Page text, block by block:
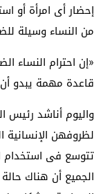
إحضار أى امرأة أو
من النساء وسيلة
«إن احترام النساء
قاعدة مهمة يبدو
واليوم أناشد رئيس
لظروفهن الإنسانية
تتوسع فى استخدام
الجميع أن هناك